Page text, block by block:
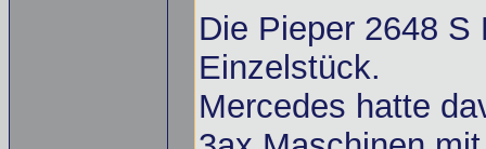
Die Pieper 2648 S
Einzelstück.
Mercedes hatte